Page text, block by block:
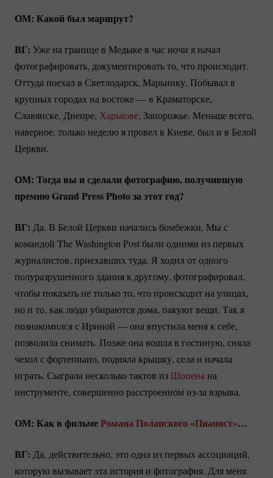
ОМ: Какой был маршрут?
ВГ: Уже на границе в Медыке в час ночи я начал
фотографировать, документировать то, что происходит.
Оттуда поехал в Светлодарск, Марьинку. Побывал в
крупных городах на востоке — в Краматорске,
Славянске, Днепре, Харькове, Запорожье. Меньше всего,
наверное, только неделю я провел в Киеве, был и в Белой
Церкви.
ОМ: Тогда вы и сделали фотографию, получившую
премию Grand Press Photo за этот год?
ВГ: Да. В Белой Церкви начались бомбежки. Мы с
командой The Washington Post были одними из первых
журналистов, приехавших туда. Я ходил от одного
полуразрушенного здания к другому, фотографировал,
чтобы показать не только то, что происходит на улицах,
но и то, как люди убираются дома, пакуют вещи. Так я
познакомился с Ириной — она впустила меня к себе,
позволила снимать. Позже она вошла в гостиную, сняла
чехол с фортепиано, подняла крышку, села и начала
играть. Сыграла несколько тактов из Шопена на
инструменте, совершенно расстроенномиз-за взрыва.
ОМ: Как в фильмеРомана Поланского «Пианист»…
ВГ: Да, действительно, это одна из первых ассоциаций,
которую вызывает эта история и фотография. Для меня